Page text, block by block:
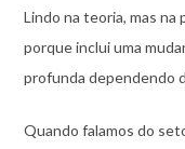
Lindo na teoria, mas
porque inclui uma
profunda dependendo
Quando falamos do